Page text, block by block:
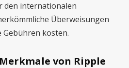
den internationalen
Überweisungen
kosten.
von Ripple